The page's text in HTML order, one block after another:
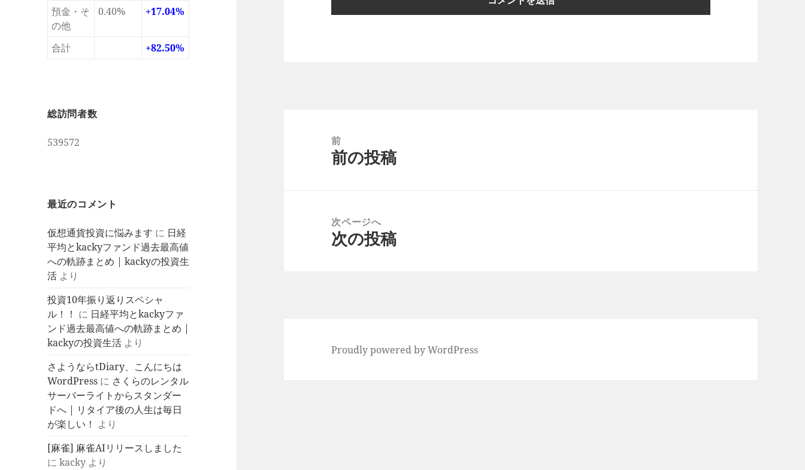
預金・そ
の他
0.40% +17.04%
合計 +82.50%
総訪問者数
539572
最近のコメント
仮想通貨投資に悩みます に 日経
平均とkackyファンド過去最高値
への軌跡まとめ | kackyの投資生
活 より
投資10年振り返りスペシャ
ル！！ に 日経平均とkackyファ
ンド過去最高値への軌跡まとめ |
kackyの投資生活 より
さようならtDiary、こんにちは
WordPress に さくらのレンタル
サーバーライトからスタンダー
ドへ | リタイア後の人生は毎日
が楽しい！ より
[麻雀] 麻雀AIリリースしました
にkacky より
前
前
前の投稿
次ページへ
次
次の投稿
Proudly powered by WordPress